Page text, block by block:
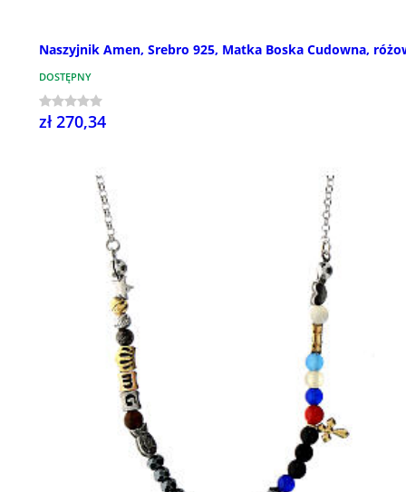
Naszyjnik Amen, Srebro 925, Matka Boska Cudowna,
DOSTĘPNY
zł 270,34